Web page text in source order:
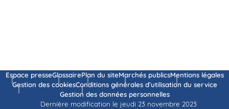
Espace presseGlossairePlan du siteMarchés publicsMentions légales
Gestion des cookiesConditions générales d’utilisation du service
Gestion des données personnelles
Dernière modification le jeudi 23 novembre 2023